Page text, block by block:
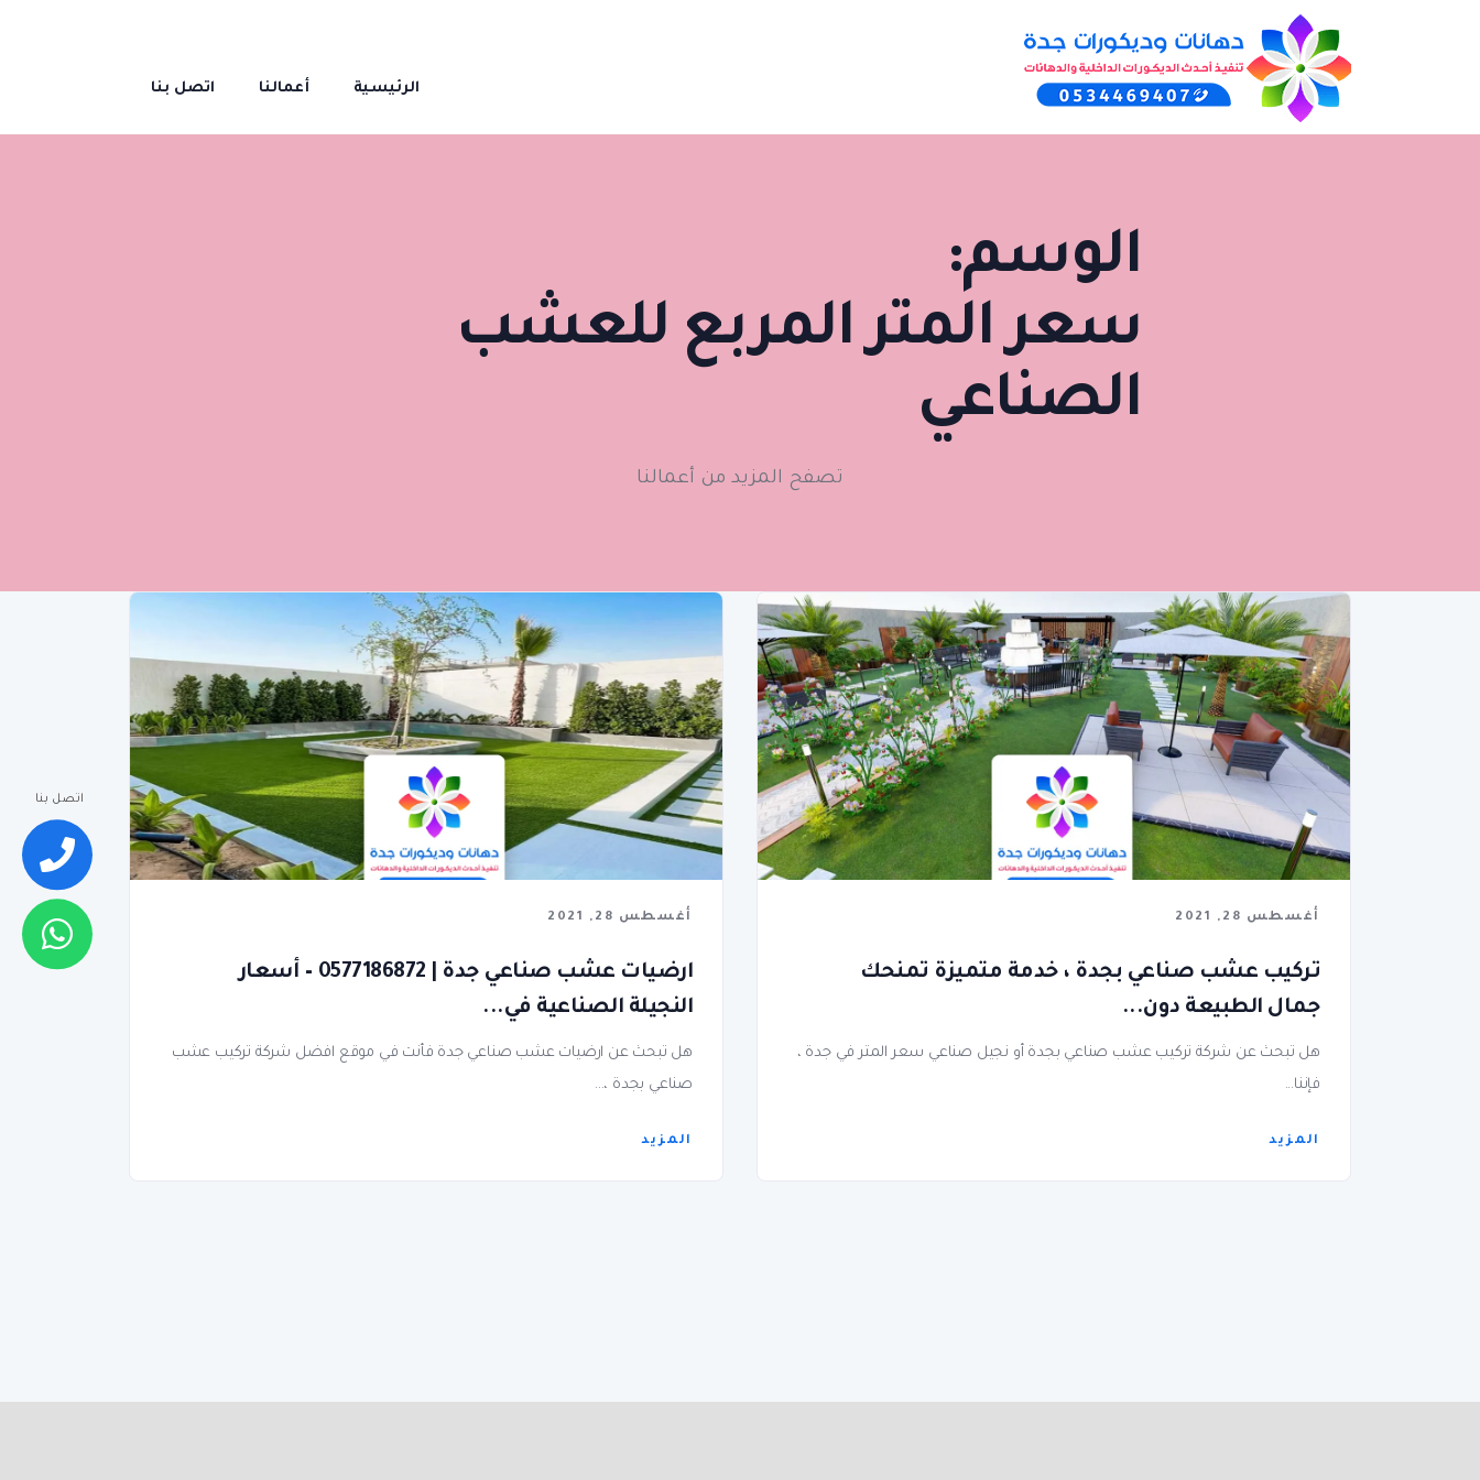
الرئيسية أعمالنا اتصل بنا
الوسم:
سعر المتر المربع للعشب
الصناعي
تصفح المزيد من أعمالنا
أغسطس 28, 2021
تركيب عشب صناعي بجدة ، خدمة متميزة تمنحك
جمال الطبيعة دون...
هل تبحث عن شركة تركيب عشب صناعي بجدة أو نجيل صناعي سعر المتر في جدة ،
فإننا...
المزيد
أغسطس 28, 2021
ارضيات عشب صناعي جدة | 0577186872 – أسعار
النجيلة الصناعية في...
هل تبحث عن ارضيات عشب صناعي جدة فأنت في موقع افضل شركة تركيب عشب
صناعي بجدة ،...
المزيد
اتصل بنا